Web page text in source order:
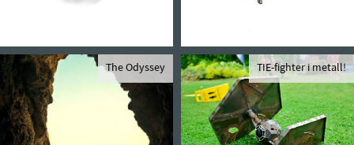
The Odyssey TIE-fighter i metall!